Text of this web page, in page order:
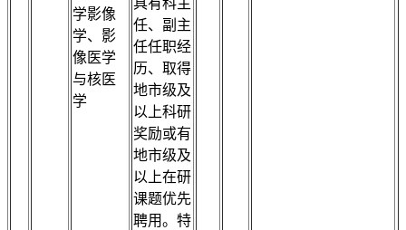
学影像
学、影
像医学
与核医
学
具有科主
任、副主
任任职经
历、取得
地市级及
以上科研
奖励或有
地市级及
以上在研
课题优先
聘用。特